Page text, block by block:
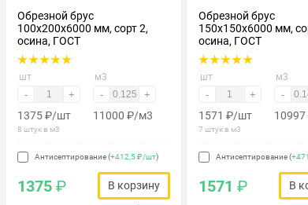
Обрезной брус
100х200х6000 мм, сорт 2,
осина, ГОСТ
шт
- +
1375₽/шт
8 штук в м3
м3
- +
11000 ₽/м3
Антисептирование (+412,5 ₽/шт)
1375 ₽ В корзину
Обрезной брус
150х150х6000 мм,
осина, ГОСТ
шт
- +
1571 ₽/шт
7 штук в м3
м3
-
10997
Антисептирование (
1571 ₽ В